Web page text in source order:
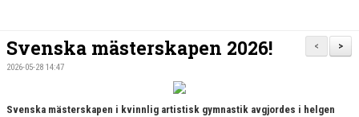
WEBBSHOP
>
<
Svenska mästerskapen 2026!
2026-05-28 14:47
Svenska mästerskapen i kvinnlig artistisk gymnastik avgjordes i helgen